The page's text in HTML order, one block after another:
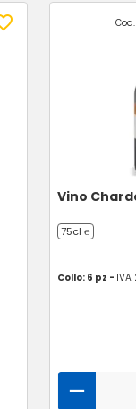
Vino
75cl ℮
Collo: 6 pz - IVA